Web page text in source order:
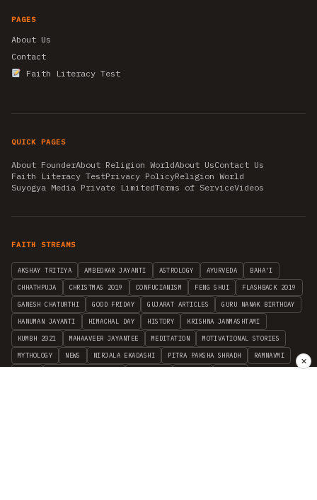
PAGES
About Us
Contact
Faith Literacy Test
QUICK PAGES
About FounderAbout Religion WorldAbout UsContact Us
Faith Literacy TestPrivacy PolicyReligion World
Suyogya Media Private LimitedTerms of ServiceVideos
FAITH STREAMS
AKSHAY TRITIYA AMBEDKAR JAYANTI ASTROLOGY AYURVEDA BAHA'I
CHHATHPUJA CHRISTMAS 2019 CONFUCIANISM FENG SHUI FLASHBACK 2019
GANESH CHATURTHI GOOD FRIDAY GUJARAT ARTICLES GURU NANAK BIRTHDAY
HANUMAN JAYANTI HIMACHAL DAY HISTORY KRISHNA JANMASHTAMI
KUMBH 2021 MAHAAVEER JAYANTEE MEDITATION MOTIVATIONAL STORIES
MYTHOLOGY NEWS NIRJALA EKADASHI PITRA PAKSHA SHRADH RAMNAVMI
✕